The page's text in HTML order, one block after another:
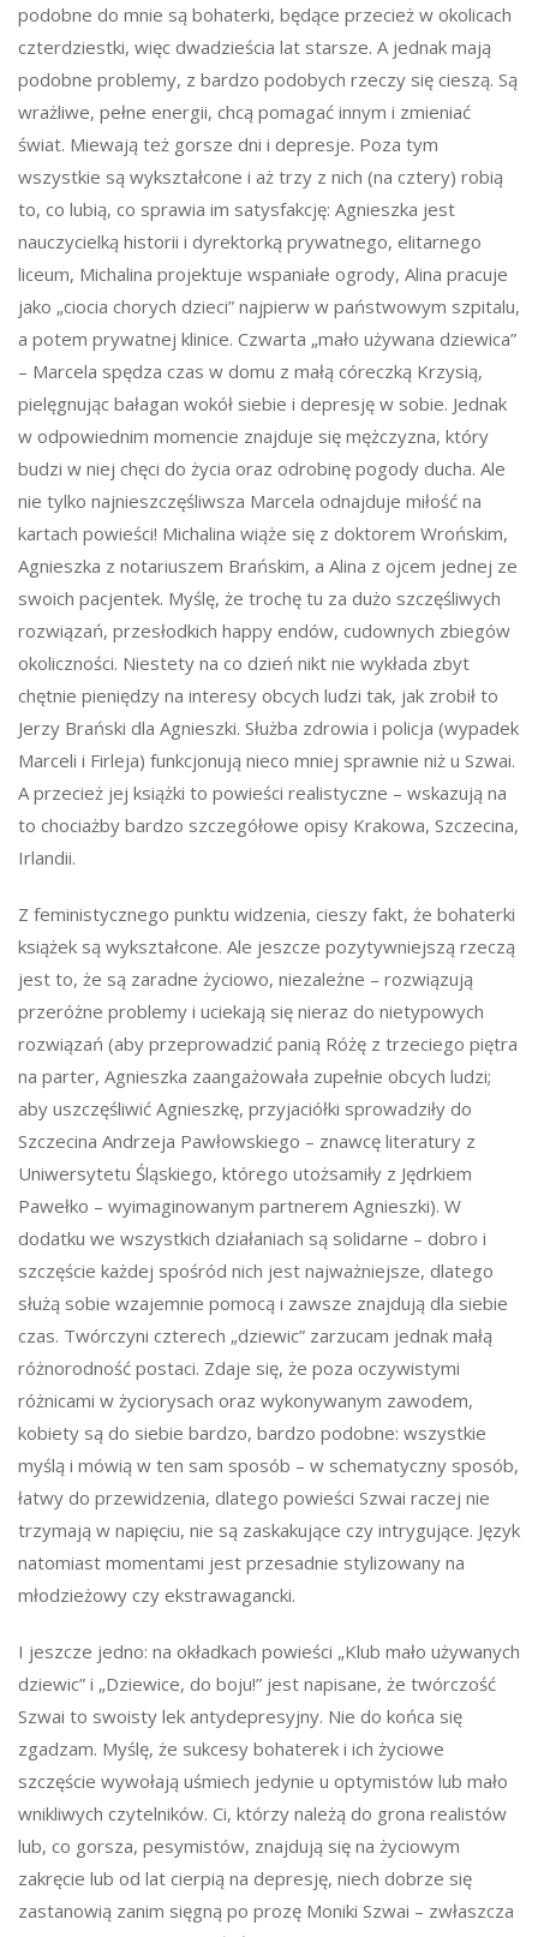
podobne do mnie są bohaterki, będące przecież w okolicach
czterdziestki, więc dwadzieścia lat starsze. A jednak mają
podobne problemy, z bardzo podobych rzeczy się cieszą. Są
wrażliwe, pełne energii, chcą pomagać innym i zmieniać
świat. Miewają też gorsze dni i depresje. Poza tym
wszystkie są wykształcone i aż trzy z nich (na cztery) robią
to, co lubią, co sprawia im satysfakcję: Agnieszka jest
nauczycielką historii i dyrektorką prywatnego, elitarnego
liceum, Michalina projektuje wspaniałe ogrody, Alina pracuje
jako „ciocia chorych dzieci” najpierw w państwowym szpitalu,
a potem prywatnej klinice. Czwarta „mało używana dziewica”
– Marcela spędza czas w domu z małą córeczką Krzysią,
pielęgnując bałagan wokół siebie i depresję w sobie. Jednak
w odpowiednim momencie znajduje się mężczyzna, który
budzi w niej chęci do życia oraz odrobinę pogody ducha. Ale
nie tylko najnieszczęśliwsza Marcela odnajduje miłość na
kartach powieści! Michalina wiąże się z doktorem Wrońskim,
Agnieszka z notariuszem Brańskim, a Alina z ojcem jednej ze
swoich pacjentek. Myślę, że trochę tu za dużo szczęśliwych
rozwiązań, przesłodkich happy endów, cudownych zbiegów
okoliczności. Niestety na co dzień nikt nie wykłada zbyt
chętnie pieniędzy na interesy obcych ludzi tak, jak zrobił to
Jerzy Brański dla Agnieszki. Służba zdrowia i policja (wypadek
Marceli i Firleja) funkcjonują nieco mniej sprawnie niż u Szwai.
A przecież jej książki to powieści realistyczne – wskazują na
to chociażby bardzo szczegółowe opisy Krakowa, Szczecina,
Irlandii.
Z feministycznego punktu widzenia, cieszy fakt, że bohaterki
książek są wykształcone. Ale jeszcze pozytywniejszą rzeczą
jest to, że są zaradne życiowo, niezależne – rozwiązują
przeróżne problemy i uciekają się nieraz do nietypowych
rozwiązań (aby przeprowadzić panią Różę z trzeciego piętra
na parter, Agnieszka zaangażowała zupełnie obcych ludzi;
aby uszczęśliwić Agnieszkę, przyjaciółki sprowadziły do
Szczecina Andrzeja Pawłowskiego – znawcę literatury z
Uniwersytetu Śląskiego, którego utożsamiły z Jędrkiem
Pawełko – wyimaginowanym partnerem Agnieszki). W
dodatku we wszystkich działaniach są solidarne – dobro i
szczęście każdej spośród nich jest najważniejsze, dlatego
służą sobie wzajemnie pomocą i zawsze znajdują dla siebie
czas. Twórczyni czterech „dziewic” zarzucam jednak małą
różnorodność postaci. Zdaje się, że poza oczywistymi
różnicami w życiorysach oraz wykonywanym zawodem,
kobiety są do siebie bardzo, bardzo podobne: wszystkie
myślą i mówią w ten sam sposób – w schematyczny sposób,
łatwy do przewidzenia, dlatego powieści Szwai raczej nie
trzymają w napięciu, nie są zaskakujące czy intrygujące. Język
natomiast momentami jest przesadnie stylizowany na
młodzieżowy czy ekstrawagancki.
I jeszcze jedno: na okładkach powieści „Klub mało używanych
dziewic” i „Dziewice, do boju!” jest napisane, że twórczość
Szwai to swoisty lek antydepresyjny. Nie do końca się
zgadzam. Myślę, że sukcesy bohaterek i ich życiowe
szczęście wywołają uśmiech jedynie u optymistów lub mało
wnikliwych czytelników. Ci, którzy należą do grona realistów
lub, co gorsza, pesymistów, znajdują się na życiowym
zakręcie lub od lat cierpią na depresję, niech dobrze się
zastanowią zanim sięgną po prozę Moniki Szwai – zwłaszcza